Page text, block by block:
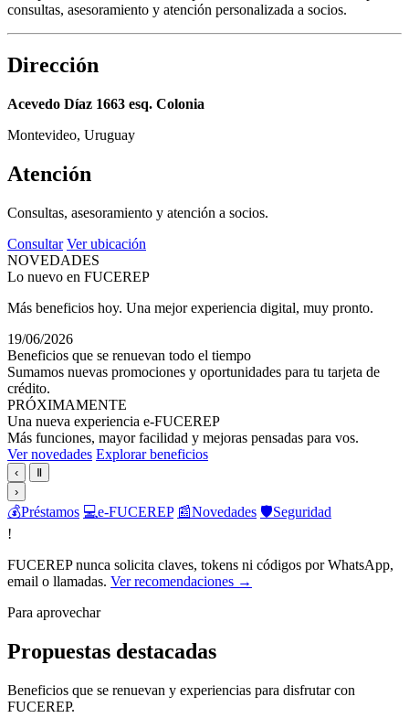
consultas, asesoramiento y atención personalizada a socios.
Dirección
Acevedo Díaz 1663 esq. Colonia
Montevideo, Uruguay
Atención
Consultas, asesoramiento y atención a socios.
Consultar Ver ubicación
NOVEDADES
Lo nuevo en FUCEREP
Más beneficios hoy. Una mejor experiencia digital, muy pronto.
19/06/2026
Beneficios que se renuevan todo el tiempo
Sumamos nuevas promociones y oportunidades para tu tarjeta de
crédito.
PRÓXIMAMENTE
Una nueva experiencia e-FUCEREP
Más funciones, mayor facilidad y mejoras pensadas para vos.
Ver novedades Explorar beneficios
‹
Ⅱ
›
💰Préstamos 💻e-FUCEREP 📰Novedades 🛡️Seguridad
!
FUCEREP nunca solicita claves, tokens ni códigos por WhatsApp,
email o llamadas. Ver recomendaciones →
Para aprovechar
Propuestas destacadas
Beneficios que se renuevan y experiencias para disfrutar con
FUCEREP.